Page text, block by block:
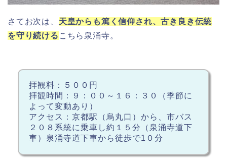
さてお次は、 天皇からも篤く信仰され、古き良き伝統
を守り続ける こちら泉涌寺。
拝観料：５００円
拝観時間：９：００～１６：３０（季節に
よって変動あり）
アクセス：京都駅（烏丸口）から、市バス
２０８系統に乗車し約１５分（泉涌寺道下
車）泉涌寺道下車から徒歩で1０分